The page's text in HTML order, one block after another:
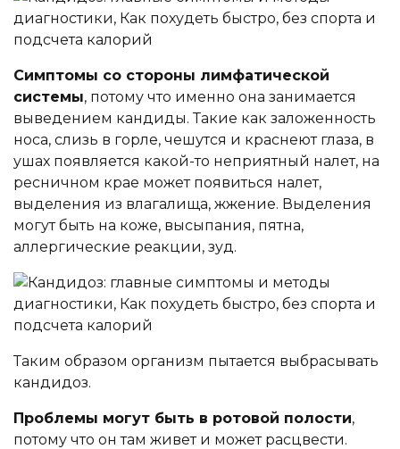
Симптомы со стороны лимфатической
системы, потому что именно она занимается
выведением кандиды. Такие как заложенность
носа, слизь в горле, чешутся и краснеют глаза, в
ушах появляется какой-то неприятный налет, на
ресничном крае может появиться налет,
выделения из влагалища, жжение. Выделения
могут быть на коже, высыпания, пятна,
аллергические реакции, зуд.
Таким образом организм пытается выбрасывать
кандидоз.
Проблемы могут быть в ротовой полости,
потому что он там живет и может расцвести.